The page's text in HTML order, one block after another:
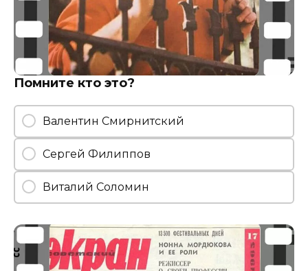
Помните кто это?
Валентин Смирнитский
Сергей Филиппов
Виталий Соломин